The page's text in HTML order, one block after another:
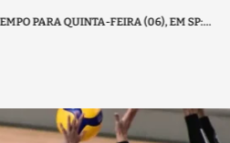
FEIRA (06), EM SP:... PROJETO